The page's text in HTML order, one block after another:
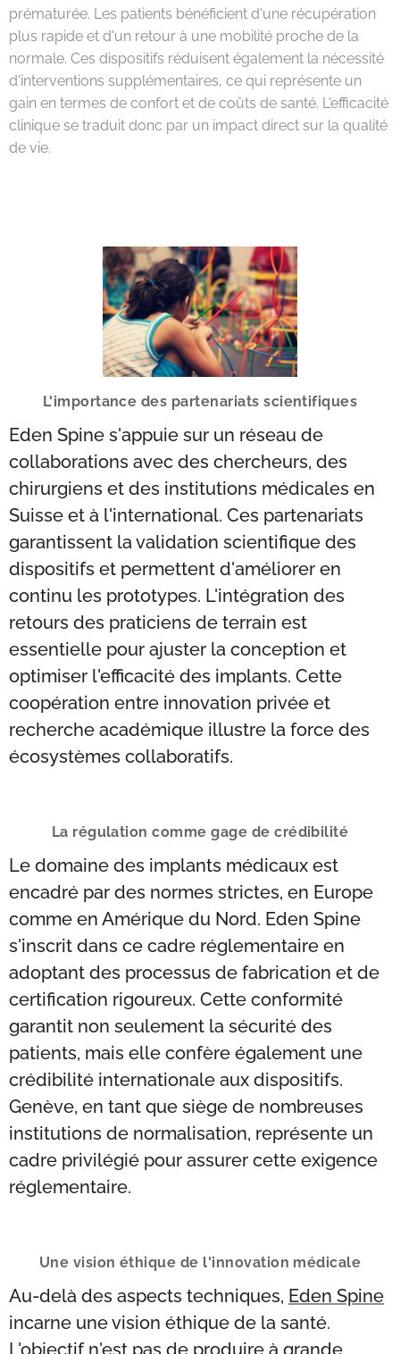
prématurée. Les patients bénéficient d'une récupération
plus rapide et d'un retour à une mobilité proche de la
normale. Ces dispositifs réduisent également la nécessité
d'interventions supplémentaires, ce qui représente un
gain en termes de confort et de coûts de santé. L'efficacité
clinique se traduit donc par un impact direct sur la qualité
de vie.
L'importance des partenariats scientifiques
Eden Spine s'appuie sur un réseau de
collaborations avec des chercheurs, des
chirurgiens et des institutions médicales en
Suisse et à l'international. Ces partenariats
garantissent la validation scientifique des
dispositifs et permettent d'améliorer en
continu les prototypes. L'intégration des
retours des praticiens de terrain est
essentielle pour ajuster la conception et
optimiser l'efficacité des implants. Cette
coopération entre innovation privée et
recherche académique illustre la force des
écosystèmes collaboratifs.
La régulation comme gage de crédibilité
Le domaine des implants médicaux est
encadré par des normes strictes, en Europe
comme en Amérique du Nord. Eden Spine
s'inscrit dans ce cadre réglementaire en
adoptant des processus de fabrication et de
certification rigoureux. Cette conformité
garantit non seulement la sécurité des
patients, mais elle confère également une
crédibilité internationale aux dispositifs.
Genève, en tant que siège de nombreuses
institutions de normalisation, représente un
cadre privilégié pour assurer cette exigence
réglementaire.
Une vision éthique de l'innovation médicale
Au-delà des aspects techniques, Eden Spine
incarne une vision éthique de la santé.
L'objectif n'est pas de produire à grande